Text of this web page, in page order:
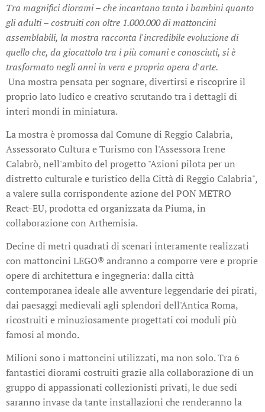
Tra magnifici diorami – che incantano tanto i bambini quanto
gli adulti – costruiti con oltre 1.000.000 di mattoncini
assemblabili, la mostra racconta l'incredibile evoluzione di
quello che, da giocattolo tra i più comuni e conosciuti, si è
trasformato negli anni in vera e propria opera d'arte.
Una mostra pensata per sognare, divertirsi e riscoprire il
proprio lato ludico e creativo scrutando tra i dettagli di
interi mondi in miniatura.
La mostra è promossa dal Comune di Reggio Calabria,
Assessorato Cultura e Turismo con l'Assessora Irene
Calabrò, nell'ambito del progetto "Azioni pilota per un
distretto culturale e turistico della Città di Reggio Calabria",
a valere sulla corrispondente azione del PON METRO
React-EU, prodotta ed organizzata da Piuma, in
collaborazione con Arthemisia.
Decine di metri quadrati di scenari interamente realizzati
con mattoncini LEGO® andranno a comporre vere e proprie
opere di architettura e ingegneria: dalla città
contemporanea ideale alle avventure leggendarie dei pirati,
dai paesaggi medievali agli splendori dell'Antica Roma,
ricostruiti e minuziosamente progettati coi moduli più
famosi al mondo.
Milioni sono i mattoncini utilizzati, ma non solo. Tra 6
fantastici diorami costruiti grazie alla collaborazione di un
gruppo di appassionati collezionisti privati, le due sedi
saranno invase da tante installazioni che renderanno la